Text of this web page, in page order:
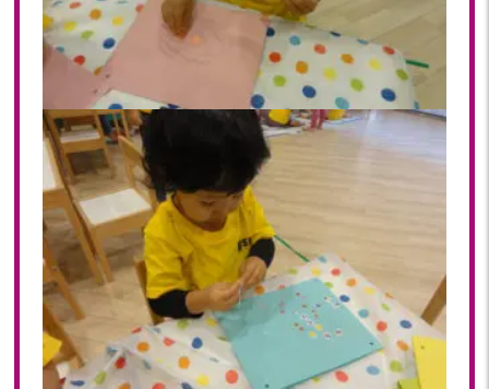
2022年 07月(20)
2022年 06月(22)
2022年 05月(19)
2022年 04月(20)
2022年 03月(22)
2022年 02月(15)
2022年 01月(19)
2021
2021年 12月(20)
2021年 11月(20)
2021年 10月(21)
2021年 09月(20)